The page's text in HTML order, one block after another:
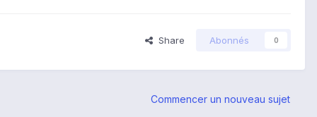
Share Abonnés 0
Commencer un nouveau sujet